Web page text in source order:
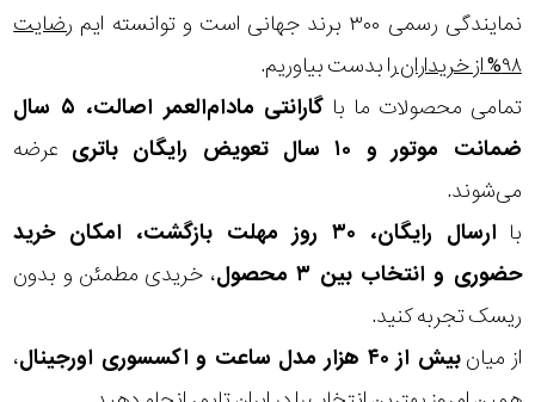
نمایندگی رسمی ۳۰۰ برند جهانی است و توانسته ایم
رضایت
۹۸% از خریداران
را بدست بیاوریم.
تمامی محصولات ما با
گارانتی مادام‌العمر اصالت، ۵ سال
ضمانت موتور و ۱۰ سال تعویض رایگان باتری
عرضه
می‌شوند.
با
ارسال رایگان، ۳۰ روز مهلت بازگشت، امکان خرید
حضوری و انتخاب بین ۳ محصول
، خریدی مطمئن و بدون
ریسک تجربه کنید.
از میانبیش از ۴۰ هزار مدل ساعت و اکسسوری اورجینال
،
در
برابر
آب
شکل
قاب
ویژگی
نوع